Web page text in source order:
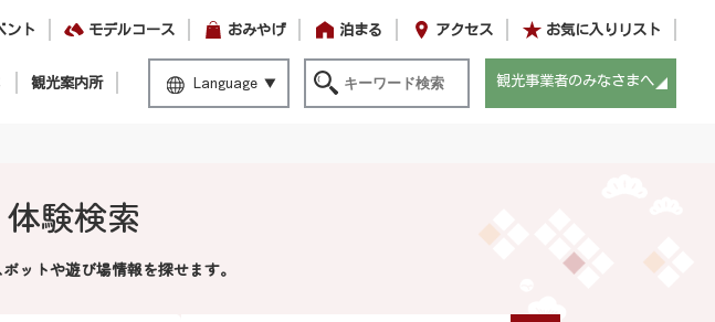
ント モデルコース おみやげ 泊まる アクセス お気に入りリスト
観光案内所 Language 観光事業者のみなさまへ
験検索
ットや遊び場情報を探せます。